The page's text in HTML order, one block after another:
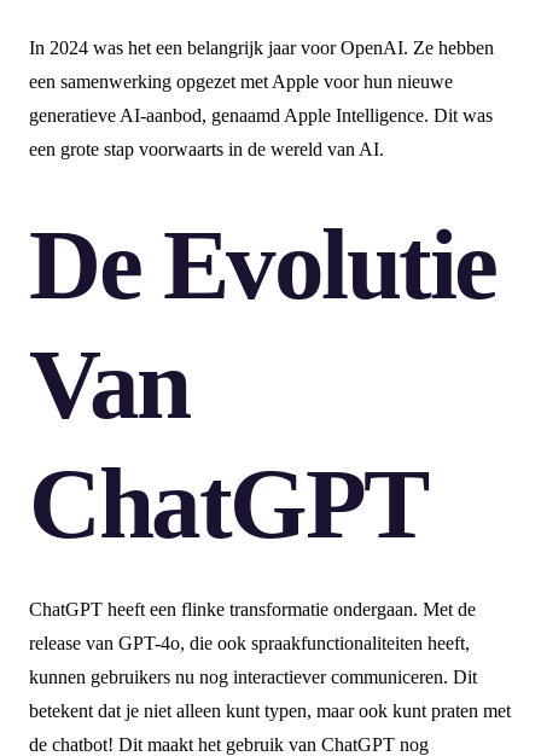
In 2024 was het een belangrijk jaar voor OpenAI. Ze hebben
een samenwerking opgezet met Apple voor hun nieuwe
generatieve AI-aanbod, genaamd Apple Intelligence. Dit was
een grote stap voorwaarts in de wereld van AI.
De Evolutie
Van
ChatGPT
ChatGPT heeft een flinke transformatie ondergaan. Met de
release van GPT-4o, die ook spraakfunctionaliteiten heeft,
kunnen gebruikers nu nog interactiever communiceren. Dit
betekent dat je niet alleen kunt typen, maar ook kunt praten met
de chatbot! Dit maakt het gebruik van ChatGPT nog